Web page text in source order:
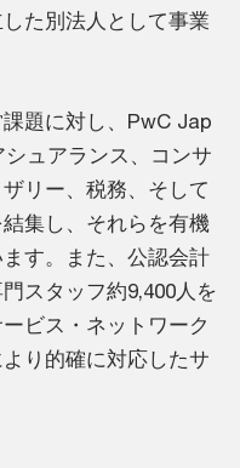
た別法人として事業
題に対し、PwC Jap
ュアランス、コンサ
リー、税務、そして
集し、それらを有機
す。また、公認会計
スタッフ約9,400人を
ビス・ネットワーク
り的確に対応したサ